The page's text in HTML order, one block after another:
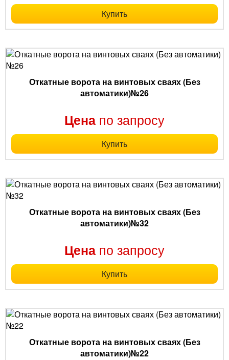
Купить
Откатные ворота на винтовых сваях (Без
автоматики)№26
Цена по запросу
Купить
Откатные ворота на винтовых сваях (Без
автоматики)№32
Цена по запросу
Купить
Откатные ворота на винтовых сваях (Без
автоматики)№22